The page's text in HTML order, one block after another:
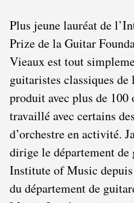
Plus jeune lauréat de
Prize de la Guitar
Vieaux est tout
guitaristes classiques de
produit avec plus de
travaillé avec certains
d’orchestre en activité.
dirige le département
Institute of Music
du département de